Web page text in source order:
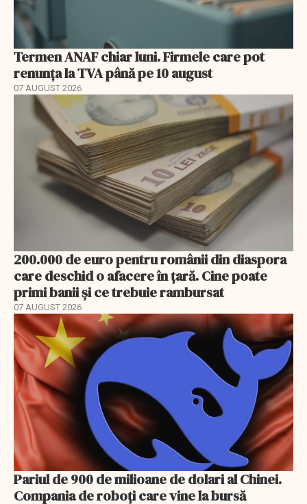
Termen ANAF chiar luni. Firmele care pot
renunța la TVA până pe 10 august
07 AUGUST 2026
200.000 de euro pentru românii din diaspora
care deschid o afacere în țară. Cine poate
primi banii și ce trebuie rambursat
07 AUGUST 2026
Pariul de 900 de milioane de dolari al Chinei.
Compania de roboți care vine la bursă